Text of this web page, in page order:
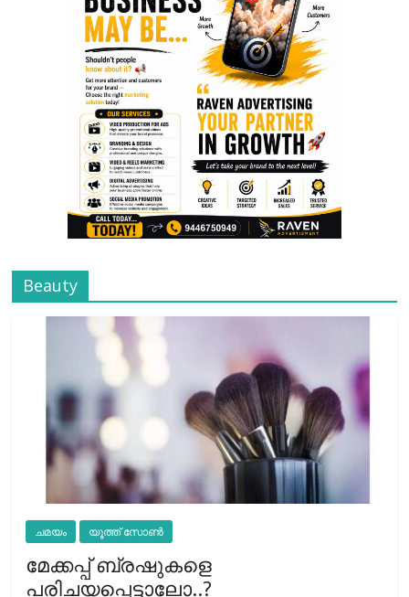
Beauty
ചമയം യൂത്ത് സോൺ
മേക്കപ്പ് ബ്രഷുകളെ
പരിചയപ്പെട്ടാലോ..?